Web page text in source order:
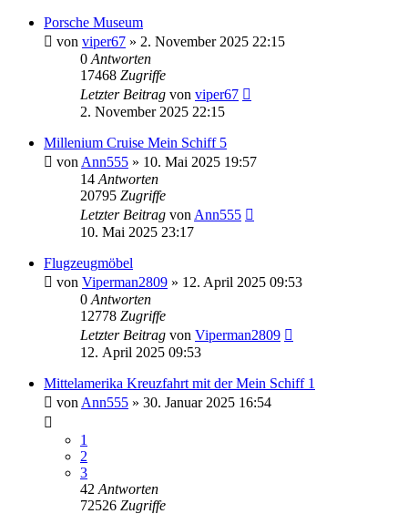
Porsche Museum
von viper67 » 2. November 2025 22:15
0 Antworten
17468 Zugriffe
Letzter Beitrag von viper67
2. November 2025 22:15
Millenium Cruise Mein Schiff 5
von Ann555 » 10. Mai 2025 19:57
14 Antworten
20795 Zugriffe
Letzter Beitrag von Ann555
10. Mai 2025 23:17
Flugzeugmöbel
von Viperman2809 » 12. April 2025 09:53
0 Antworten
12778 Zugriffe
Letzter Beitrag von Viperman2809
12. April 2025 09:53
Mittelamerika Kreuzfahrt mit der Mein Schiff 1
von Ann555 » 30. Januar 2025 16:54
1
2
3
42 Antworten
72526 Zugriffe